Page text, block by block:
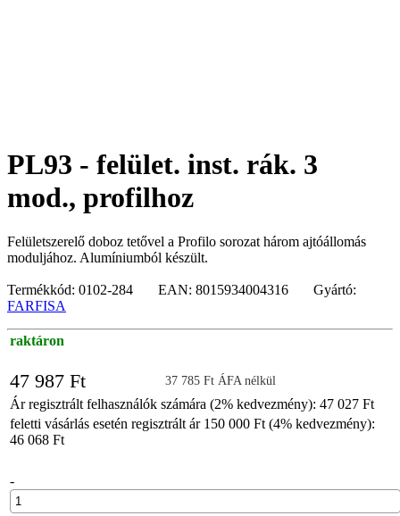
PL93 - felület. inst. rák. 3
mod., profilhoz
Felületszerelő doboz tetővel a Profilo sorozat három ajtóállomás
moduljához. Alumíniumból készült.
Termékkód: 0102-284 EAN: 8015934004316 Gyártó:
FARFISA
raktáron
47 987 Ft 37 785 Ft ÁFA nélkül
Ár regisztrált felhasználók számára (2% kedvezmény): 47 027 Ft
feletti vásárlás esetén regisztrált ár 150 000 Ft (4% kedvezmény):
46 068 Ft
-